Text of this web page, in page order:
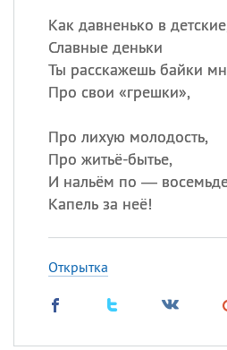
Как давненько в
Славные деньки
Ты расскажешь байки
Про свои «грешки»,
Про лихую молодость,
Про житьё-бытье,
И нальём по —
Капель за неё!
Открытка